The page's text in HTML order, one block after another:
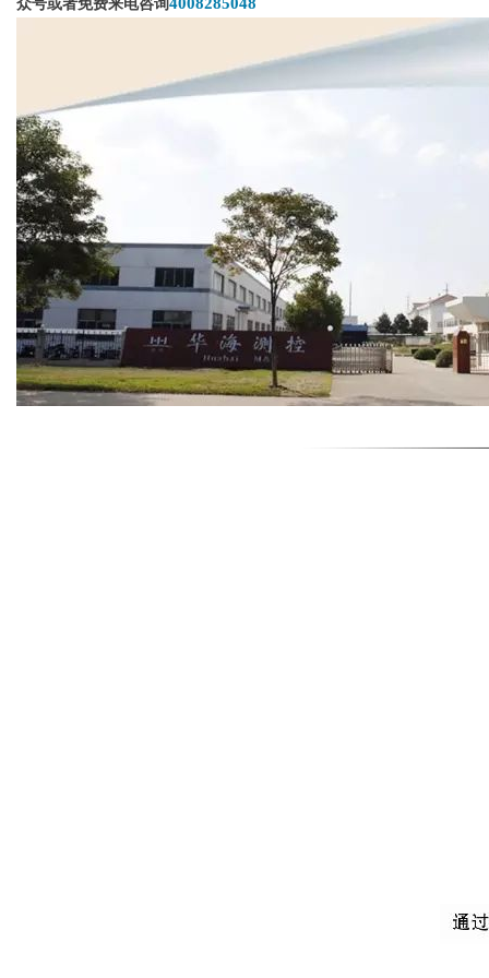
众号或者免费来电咨询